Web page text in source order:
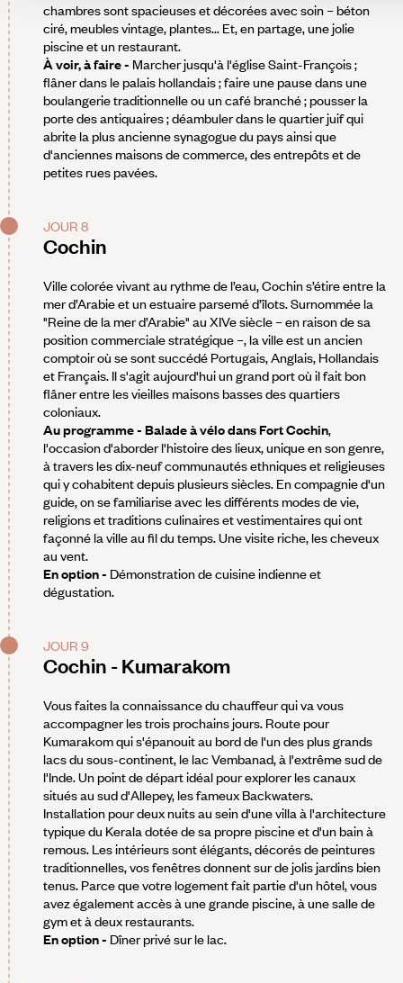
chambres sont spacieuses et décorées avec soin – béton
ciré, meubles vintage, plantes... Et, en partage, une jolie
piscine et un restaurant.
À voir, à faire - Marcher jusqu'à l'église Saint-François ;
flâner dans le palais hollandais ; faire une pause dans une
boulangerie traditionnelle ou un café branché ; pousser la
porte des antiquaires ; déambuler dans le quartier juif qui
abrite la plus ancienne synagogue du pays ainsi que
d'anciennes maisons de commerce, des entrepôts et de
petites rues pavées.
JOUR 8
Cochin
Ville colorée vivant au rythme de l’eau, Cochin s’étire entre la
mer d’Arabie et un estuaire parsemé d’îlots. Surnommée la
"Reine de la mer d’Arabie" au XIVe siècle – en raison de sa
position commerciale stratégique –, la ville est un ancien
comptoir où se sont succédé Portugais, Anglais, Hollandais
et Français. Il s'agit aujourd'hui un grand port où il fait bon
flâner entre les vieilles maisons basses des quartiers
coloniaux.
Au programme - Balade à vélo dans Fort Cochin,
l'occasion d'aborder l'histoire des lieux, unique en son genre,
à travers les dix-neuf communautés ethniques et religieuses
qui y cohabitent depuis plusieurs siècles. En compagnie d'un
guide, on se familiarise avec les différents modes de vie,
religions et traditions culinaires et vestimentaires qui ont
façonné la ville au fil du temps. Une visite riche, les cheveux
au vent.
En option - Démonstration de cuisine indienne et
dégustation.
JOUR 9
Cochin - Kumarakom
Vous faites la connaissance du chauffeur qui va vous
accompagner les trois prochains jours. Route pour
Kumarakom qui s'épanouit au bord de l'un des plus grands
lacs du sous-continent, le lac Vembanad, à l'extrême sud de
l'Inde. Un point de départ idéal pour explorer les canaux
situés au sud d'Allepey, les fameux Backwaters.
Installation pour deux nuits au sein d'une villa à l'architecture
typique du Kerala dotée de sa propre piscine et d'un bain à
remous. Les intérieurs sont élégants, décorés de peintures
traditionnelles, vos fenêtres donnent sur de jolis jardins bien
tenus. Parce que votre logement fait partie d'un hôtel, vous
avez également accès à une grande piscine, à une salle de
gym et à deux restaurants.
En option - Dîner privé sur le lac.